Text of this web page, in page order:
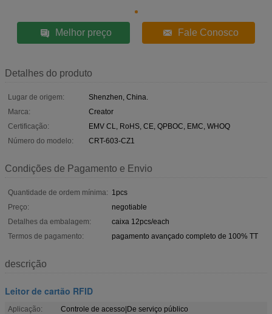
Melhor preço Fale Conosco
Detalhes do produto
Lugar de origem:
Shenzhen, China.
Marca:
Creator
Certificação:
EMV CL, RoHS, CE, QPBOC, EMC, WHOQ
Número do modelo:
CRT-603-CZ1
Condições de Pagamento e Envio
Quantidade de ordem mínima: 1pcs
Preço:
negotiable
Detalhes da embalagem:
caixa 12pcs/each
Termos de pagamento:
pagamento avançado completo de 100% TT
descrição
Leitor de cartão RFID
Aplicação:
Controle de acesso|De serviço público